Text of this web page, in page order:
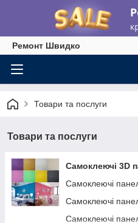
Ремонт Швидко
Товари та послуги
Товари та послуги
Самоклеючі 3D
Самоклеючі
Самоклеючі
Самоклеючі